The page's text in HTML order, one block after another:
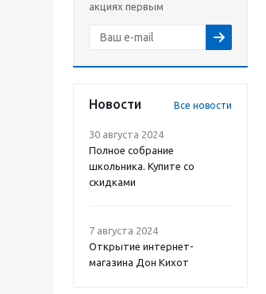
акциях первым
Новости Все новости
30 августа 2024
Полное собрание
школьника. Купите со
скидками
7 августа 2024
Открытие интернет-
магазина Дон Кихот